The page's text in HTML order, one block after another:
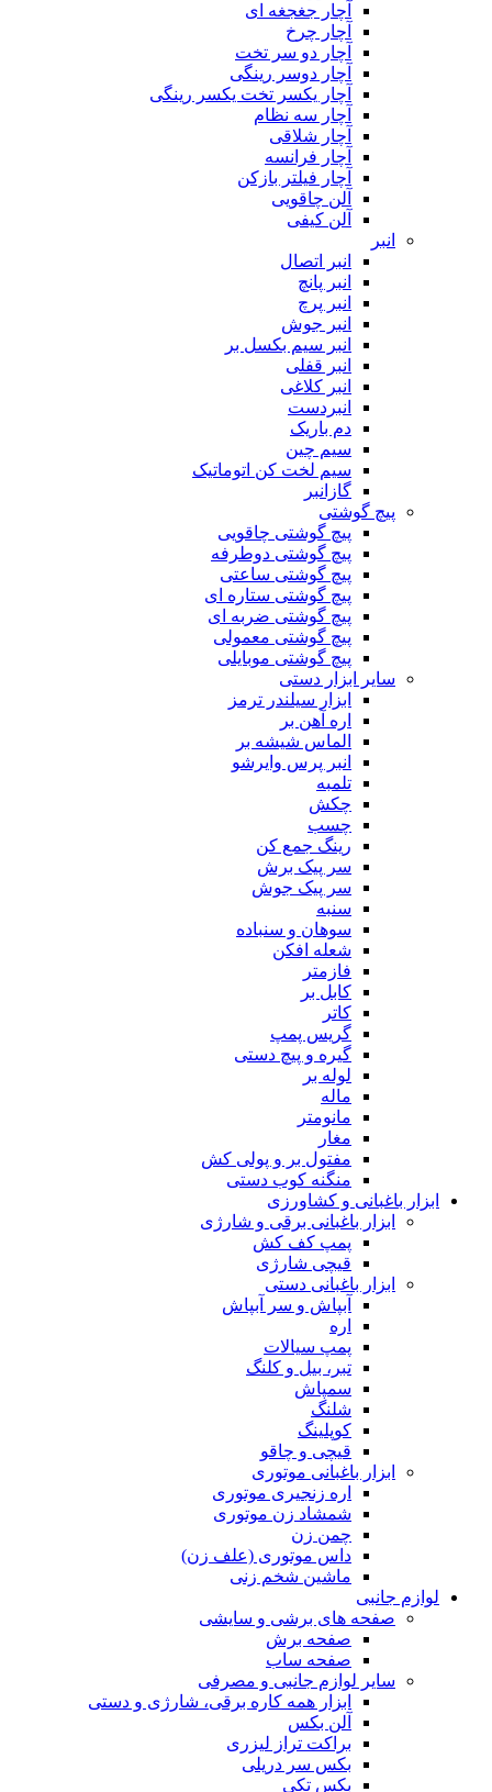
آچار جغجغه ای
آچار چرخ
آچار دو سر تخت
آچار دوسر رینگی
آچار یکسر تخت یکسر رینگی
آچار سه نظام
آچار شلاقی
آچار فرانسه
آچار فیلتر بازکن
آلن چاقویی
آلن کیفی
انبر
انبر اتصال
انبر پانچ
انبر پرچ
انبر جوش
انبر سیم بکسل بر
انبر قفلی
انبر کلاغی
انبردست
دم باریک
سیم چین
سیم لخت کن اتوماتیک
گازانبر
پیچ گوشتی
پیچ گوشتی چاقویی
پیچ گوشتی دوطرفه
پیچ گوشتی ساعتی
پیچ گوشتی ستاره ای
پیچ گوشتی ضربه ای
پیچ گوشتی معمولی
پیچ گوشتی موبایلی
سایر ابزار دستی
ابزار سیلندر ترمز
اره آهن بر
الماس شیشه بر
انبر پرس وایرشو
تلمبه
چکش
چسب
رینگ جمع کن
سر پیک برش
سر پیک جوش
سنبه
سوهان و سنباده
شعله افکن
فازمتر
کابل بر
کاتر
گریس پمپ
گیره و پیچ دستی
لوله بر
ماله
مانومتر
مغار
مفتول بر و پولی کش
منگنه کوب دستی
ابزار باغبانی و کشاورزی
ابزار باغبانی برقی و شارژی
پمپ کف کش
قیچی شارژی
ابزار باغبانی دستی
آبپاش و سر آبپاش
اره
پمپ سیالات
تبر، بیل و کلنگ
سمپاش
شلنگ
کوپلینگ
قیچی و چاقو
ابزار باغبانی موتوری
اره زنجیری موتوری
شمشاد زن موتوری
چمن زن
داس موتوری (علف زن)
ماشین شخم زنی
لوازم جانبی
صفحه های برشی و سایشی
صفحه برش
صفحه ساب
سایر لوازم جانبی و مصرفی
ابزار همه کاره برقی، شارژی و دستی
آلن بکس
براکت تراز لیزری
بکس سر دریلی
بکس تکی